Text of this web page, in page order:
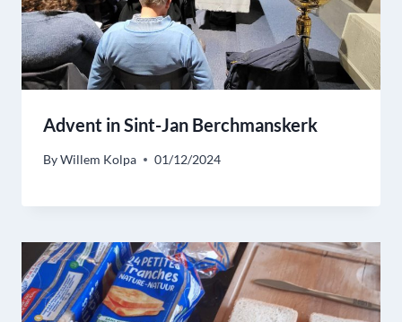
Advent in Sint-Jan Berchmanskerk
ByWillem Kolpa 01/12/2024